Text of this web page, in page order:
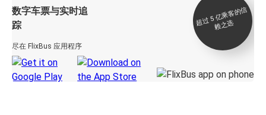
数字车票与实时追
踪
尽在 FlixBus 应用程序
超
过 5
亿
乘
客
的
信
赖
之
选